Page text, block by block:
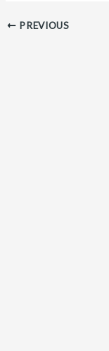
PREVIOUS